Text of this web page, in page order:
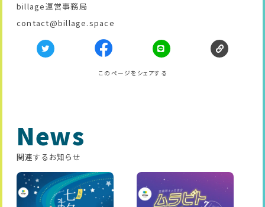
billage運営事務局
contact@billage.space
このページをシェアする
News
関連するお知らせ